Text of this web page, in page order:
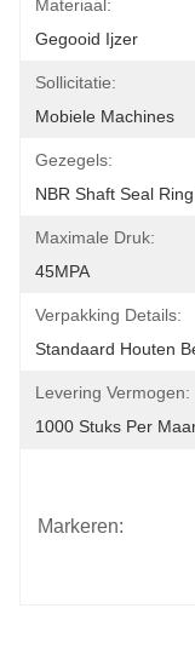
Materiaal:
Gegooid Ijzer
Sollicitatie:
Mobiele Machines
Gezegels:
NBR Shaft Seal
Maximale Druk:
45MPA
Verpakking Details:
Standaard Houten
Levering Vermogen:
1000 Stuks Per
Markeren: